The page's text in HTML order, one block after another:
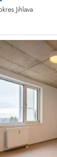
Jihlava